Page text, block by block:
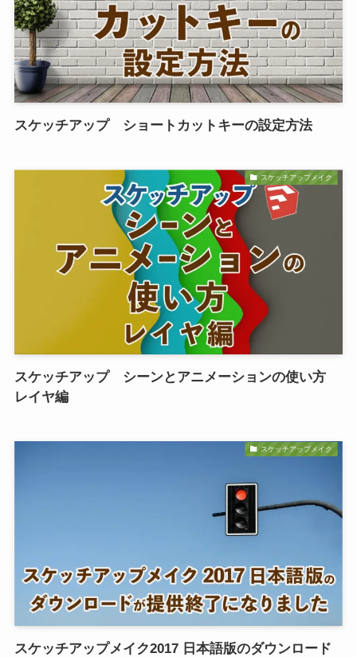
スケッチアップ ショートカットキーの設定方法
スケッチアップメイク
スケッチアップ シーンとアニメーションの使い方
レイヤ編
スケッチアップメイク
スケッチアップメイク2017 日本語版のダウンロード